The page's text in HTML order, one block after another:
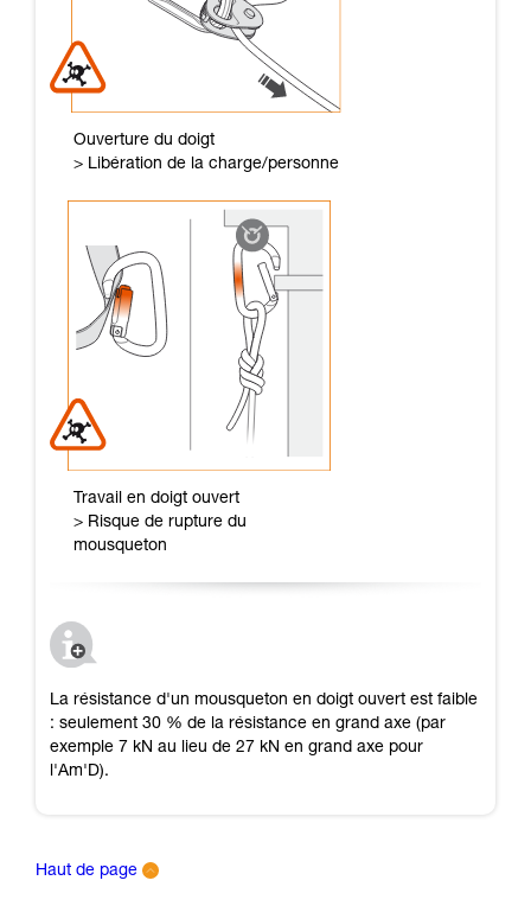
Ouverture du doigt
> Libération de la charge/personne
Travail en doigt ouvert
> Risque de rupture du
mousqueton
La résistance d'un mousqueton en doigt ouvert est faible
: seulement 30 % de la résistance en grand axe (par
exemple 7 kN au lieu de 27 kN en grand axe pour
l'Am'D).
Haut de page